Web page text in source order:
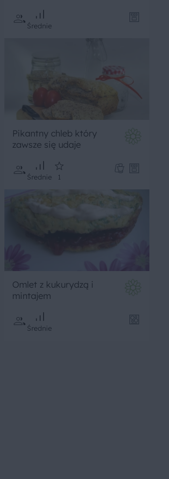
Średnie
Pikantny chleb który
zawsze się udaje
Średnie 1
Omlet z kukurydzą i
mintajem
Średnie